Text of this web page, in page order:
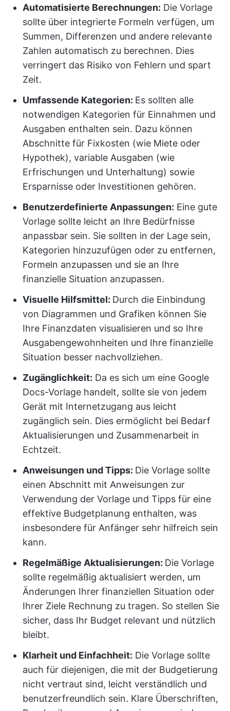
Automatisierte Berechnungen: Die Vorlage
sollte über integrierte Formeln verfügen, um
Summen, Differenzen und andere relevante
Zahlen automatisch zu berechnen. Dies
verringert das Risiko von Fehlern und spart
Zeit.
Umfassende Kategorien: Es sollten alle
notwendigen Kategorien für Einnahmen und
Ausgaben enthalten sein. Dazu können
Abschnitte für Fixkosten (wie Miete oder
Hypothek), variable Ausgaben (wie
Erfrischungen und Unterhaltung) sowie
Ersparnisse oder Investitionen gehören.
Benutzerdefinierte Anpassungen: Eine gute
Vorlage sollte leicht an Ihre Bedürfnisse
anpassbar sein. Sie sollten in der Lage sein,
Kategorien hinzuzufügen oder zu entfernen,
Formeln anzupassen und sie an Ihre
finanzielle Situation anzupassen.
Visuelle Hilfsmittel: Durch die Einbindung
von Diagrammen und Grafiken können Sie
Ihre Finanzdaten visualisieren und so Ihre
Ausgabengewohnheiten und Ihre finanzielle
Situation besser nachvollziehen.
Zugänglichkeit: Da es sich um eine Google
Docs-Vorlage handelt, sollte sie von jedem
Gerät mit Internetzugang aus leicht
zugänglich sein. Dies ermöglicht bei Bedarf
Aktualisierungen und Zusammenarbeit in
Echtzeit.
Anweisungen und Tipps: Die Vorlage sollte
einen Abschnitt mit Anweisungen zur
Verwendung der Vorlage und Tipps für eine
effektive Budgetplanung enthalten, was
insbesondere für Anfänger sehr hilfreich sein
kann.
Regelmäßige Aktualisierungen: Die Vorlage
sollte regelmäßig aktualisiert werden, um
Änderungen Ihrer finanziellen Situation oder
Ihrer Ziele Rechnung zu tragen. So stellen Sie
sicher, dass Ihr Budget relevant und nützlich
bleibt.
Klarheit und Einfachheit: Die Vorlage sollte
auch für diejenigen, die mit der Budgetierung
nicht vertraut sind, leicht verständlich und
benutzerfreundlich sein. Klare Überschriften,